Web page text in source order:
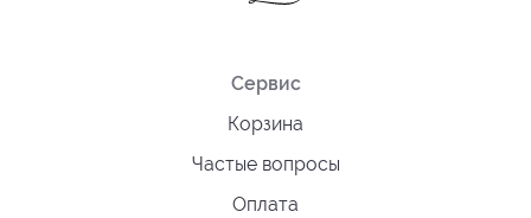
Сервис
Корзина
Частые вопросы
Оплата